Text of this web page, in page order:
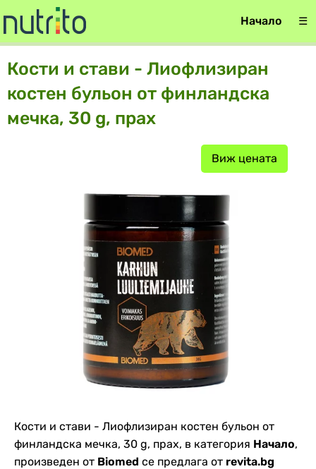
Начало ☰
Кости и стави - Лиофлизиран
костен бульон от финландска
мечка, 30 g, прах
Виж цената
Кости и стави - Лиофлизиран костен бульон от
финландска мечка, 30 g, прах, в категория Начало,
произведен от Biomed се предлага от revita.bg